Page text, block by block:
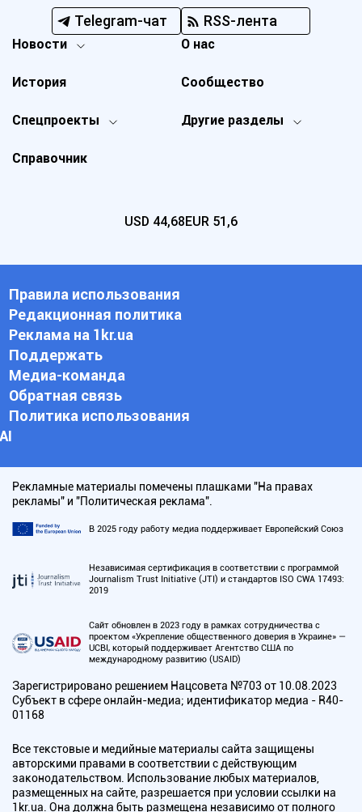
Telegram-чат RSS-лента
Новости
Спецпроекты Другие разделы
История
О нас
Справочник
Сообщество
USD 44,68EUR 51,6
Правила использования
Редакционная политика
Реклама на 1kr.ua
Поддержать
Медиа-команда
Обратная связь
Политика использования
АI
Рекламные материалы помечены плашками "На правах
рекламы" и "Политическая реклама".
В 2025 году работу медиа поддерживает Европейский Союз
Независимая сертификация в соответствии с программой
Journalism Trust Initiative (JTI) и стандартов ISO CWA 17493:
2019
Сайт обновлен в 2023 году в рамках сотрудничества с
проектом «Укрепление общественного доверия в Украине» —
UCBI, который поддерживает Агентство США по
международному развитию (USAID)
Зарегистрировано решением Нацсовета №703 от 10.08.2023
Субъект в сфере онлайн-медиа; идентификатор медиа - R40-
01168
Все текстовые и медийные материалы сайта защищены
авторскими правами в соответствии с действующим
законодательством. Использование любых материалов,
размещенных на сайте, разрешается при условии ссылки на
1kr.ua. Она должна быть размещена независимо от полного